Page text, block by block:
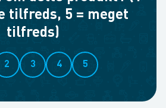
tilfreds, 5 = meget
tilfreds)
2 3 4 5